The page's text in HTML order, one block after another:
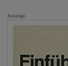
Anzeige